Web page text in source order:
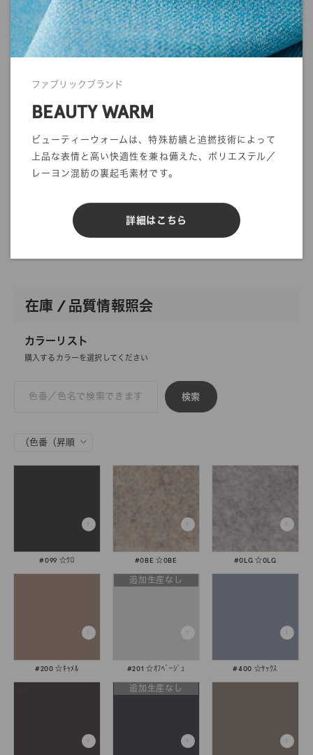
ファブリックブランド
BEAUTY WARM
ビューティーウォームは、特殊紡績と追撚技術によって
上品な表情と高い快適性を兼ね備えた、ポリエステル／
レーヨン混紡の裏起毛素材です。
詳細はこちら
・商品の発送について
発送に関する注意事項を利用ガイドに記載しております。
ご注文前に一度ご確認をお願いします。
>>ご利用ガイド
在庫／品質情報照会
在庫 / 品質情報照会
カラーリスト
購入するカラーを選択してください
検索
#099 ☆ｸﾛ #0BE ☆0BE #0LG ☆0LG
#200 ☆ｷｬﾒﾙ
追加生産なし
#201 ☆ｵﾌﾍﾞｰｼﾞｭ #400 ☆ｻｯｸｽ
追加生産なし
mカットオーダー
DIGITAL FABRIC